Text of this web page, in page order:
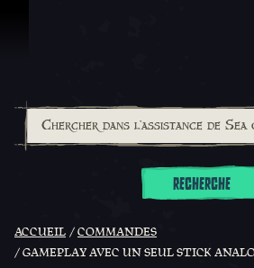
RECHERCHE
ACCUEIL
COMMANDES
GAMEPLAY AVEC UN SEUL STICK ANALOGIQUE, CAMÉRA SE RECENTRANT